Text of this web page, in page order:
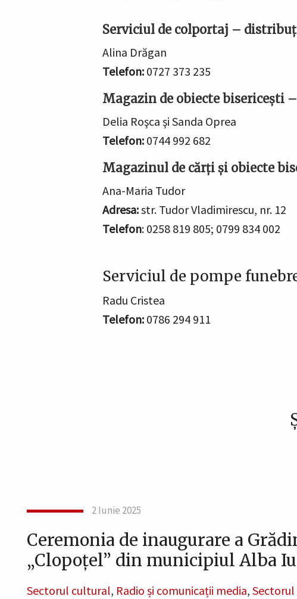
Serviciul de colportaj –
Alina Drăgan
Telefon: 0727 373 235
Magazin de obiecte bisericeşti
Delia Roşca şi Sanda Oprea
Telefon: 0744 992 682
Magazinul de cărţi şi obiecte
Ana-Maria Tudor
Adresa:str. Tudor Vladimirescu, nr. 12
Telefon: 0258 819 805; 0799 834 002
Serviciul de pompe
Radu Cristea
Telefon: 0786 294 911
2 Iunie 2025
Ceremonia de inaugurare a
„Clopoțel” din municipiul Alba
Sectorul cultural, Radio și comunicații media,